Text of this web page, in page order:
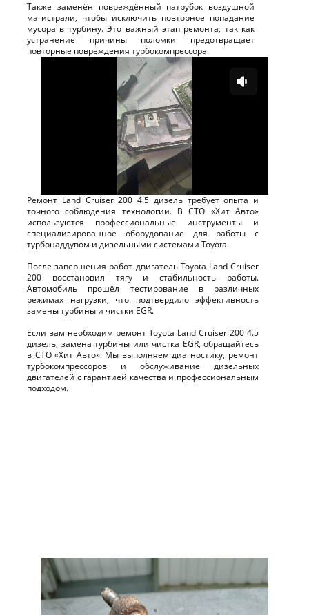
Также заменён повреждённый патрубок воздушной
магистрали, чтобы исключить повторное попадание
мусора в турбину. Это важный этап ремонта, так как
устранение причины поломки предотвращает
повторные повреждения турбокомпрессора.
Ремонт Land Cruiser 200 4.5 дизель требует опыта и
точного соблюдения технологии. В СТО «Хит Авто»
используются профессиональные инструменты и
специализированное оборудование для работы с
турбонаддувом и дизельными системами Toyota.
После завершения работ двигатель Toyota Land Cruiser
200 восстановил тягу и стабильность работы.
Автомобиль прошёл тестирование в различных
режимах нагрузки, что подтвердило эффективность
замены турбины и чистки EGR.
Если вам необходим ремонт Toyota Land Cruiser 200 4.5
дизель, замена турбины или чистка EGR, обращайтесь
в СТО «Хит Авто». Мы выполняем диагностику, ремонт
турбокомпрессоров и обслуживание дизельных
двигателей с гарантией качества и профессиональным
подходом.